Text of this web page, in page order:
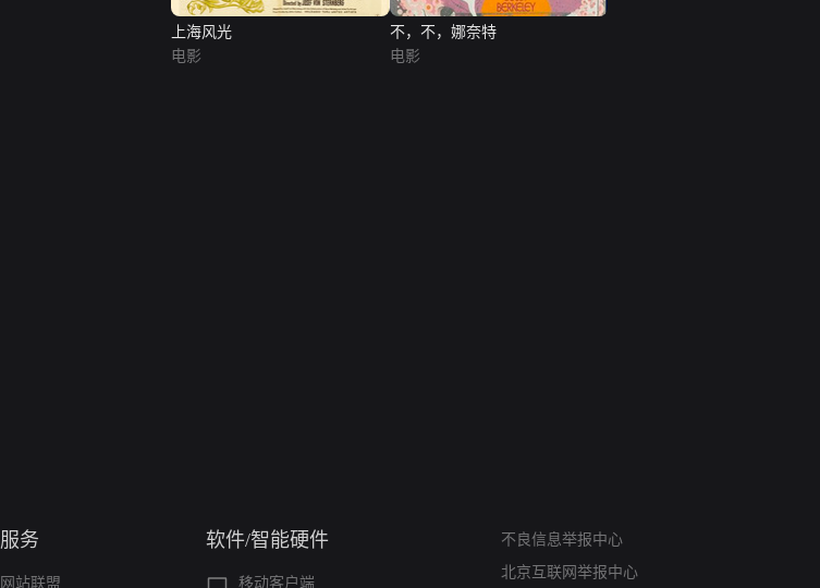
上海风光
电影
不，不，娜奈特
电影
服务
网站联盟
软件/智能硬件
移动客户端
不良信息举报中心
北京互联网举报中心
算法推荐专项举报